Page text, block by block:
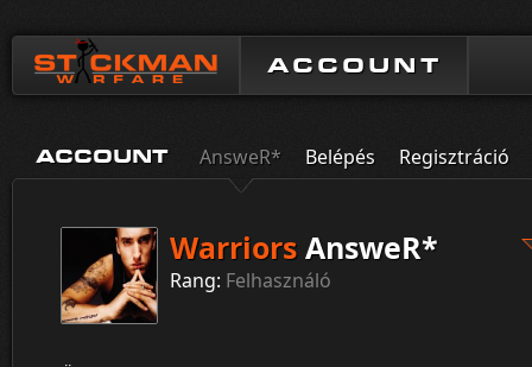
ACCOUNT
ACCOUNT AnsweR* Belépés Regisztráció
Warriors AnsweR*
Rang: Felhasználó